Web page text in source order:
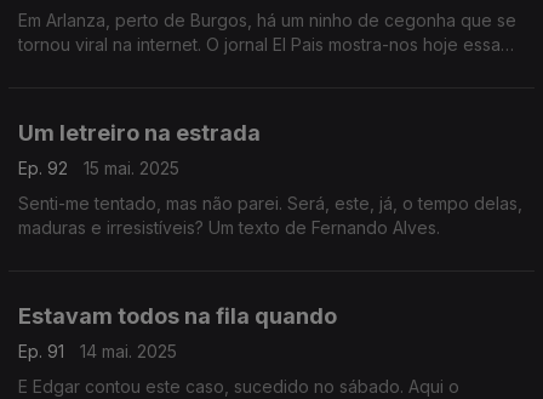
Em Arlanza, perto de Burgos, há um ninho de cegonha que se
tornou viral na internet. O jornal El Pais mostra-nos hoje essa
Um letreiro na estrada
Ep. 92
15 mai. 2025
Senti-me tentado, mas não parei. Será, este, já, o tempo delas,
maduras e irresistíveis? Um texto de Fernando Alves.
Estavam todos na fila quando
Ep. 91
14 mai. 2025
E Edgar contou este caso, sucedido no sábado. Aqui o